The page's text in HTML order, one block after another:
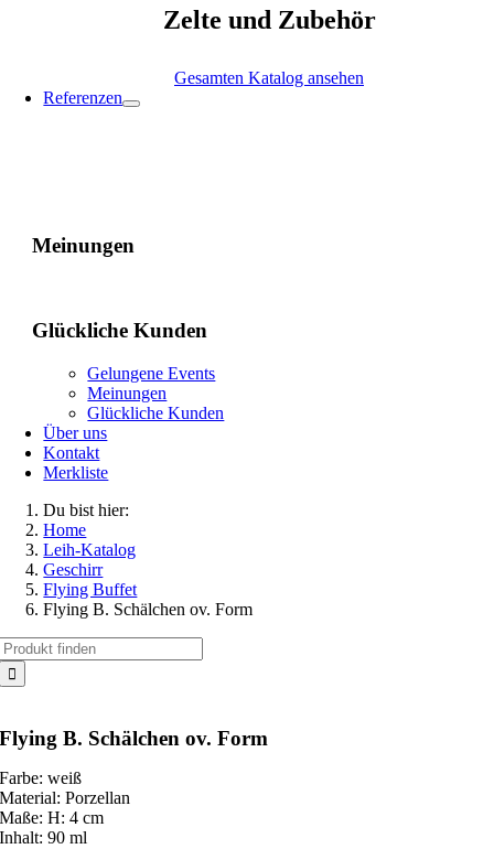
Zelte und Zubehör
Gesamten Katalog ansehen
Referenzen
Meinungen
Glückliche Kunden
Gelungene Events
Meinungen
Glückliche Kunden
Über uns
Kontakt
Merkliste
Du bist hier:
Home
Leih-Katalog
Geschirr
Flying Buffet
Flying B. Schälchen ov. Form
Flying B. Schälchen ov. Form
Farbe: weiß
Material: Porzellan
Maße: H: 4 cm
Inhalt: 90 ml